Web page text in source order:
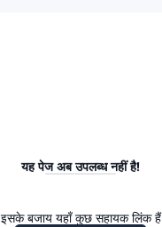
यह पेज अब उपलब्ध नहीं है!
इसके बजाय यहाँ कुछ सहायक लिंक हैं